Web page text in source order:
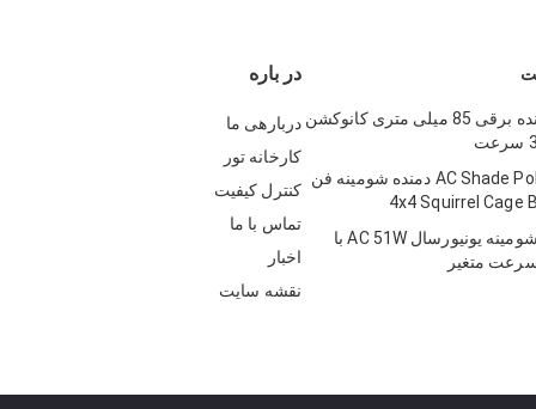
در باره
دربارهی ما
کارخانه تور
کنترل کیفیت
تماس با ما
اخبار
نقشه سایت
فن موتور دمنده برقی 85 میلی متری کانوکشن
AC Shade Pole Air Indoor دمنده شومینه فن
موتور دمنده شومینه یونیورسال AC 51W با
سرعت متغیر